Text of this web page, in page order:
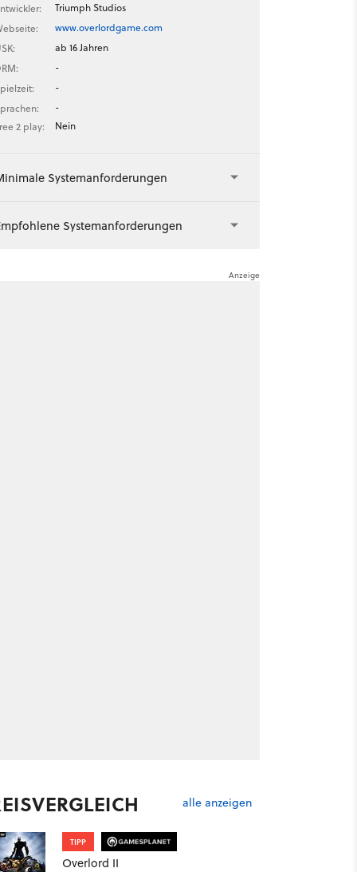
Triumph Studios
www.overlordgame.com
ab 16 Jahren
-
-
-
2 play:
Nein
Systemanforderungen
Systemanforderungen
alle anzeigen
TIPP
Overlord II